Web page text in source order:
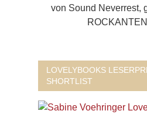
von Sound Neverrest,
LOVELYBOOKS
SHORTLIST